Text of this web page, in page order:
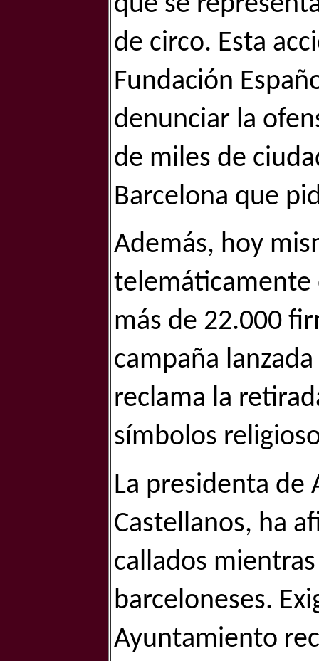
de circo. Esta
Fundación
denunciar la
de miles de
Barcelona que
Además, hoy
telemáticamente
más de 22.000
campaña
reclama la
símbolos
La presidenta de
Castellanos, ha
callados
barceloneses.
Ayuntamiento